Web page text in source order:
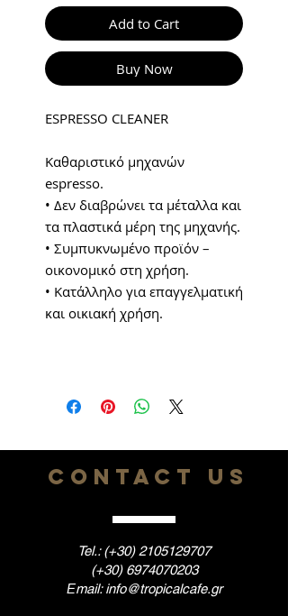
Add to Cart
Buy Now
ESPRESSO CLEANER
Kαθαριστικό μηχανών
espresso.
• Δεν διαβρώνει τα μέταλλα και
τα πλαστικά μέρη της μηχανής.
• Συμπυκνωμένο προϊόν –
οικονομικό στη χρήση.
• Κατάλληλο για επαγγελματική
και οικιακή χρήση.
CONTACT US
Tel.: (+30) 2105129707
(+30) 6974070203
Εmail:info@tropicalcafe.gr